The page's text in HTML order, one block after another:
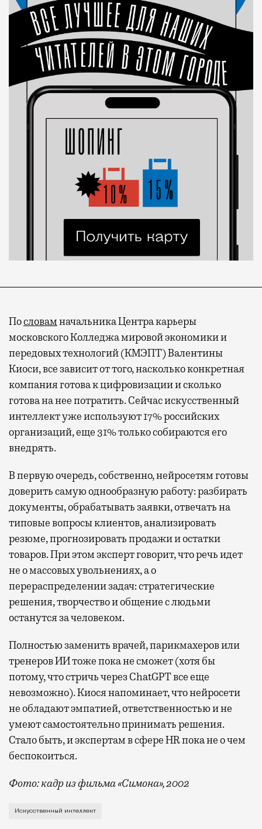
Пословамначальника Центра карьеры
московского Колледжа мировой экономики и
передовых технологий (КМЭПТ) Валентины
Киоси, все зависит от того, насколько конкретная
компания готова к цифровизации и сколько
готова на нее потратить. Сейчас искусственный
интеллект уже используют 17% российских
организаций, еще 31% только собираются его
внедрять.
В первую очередь, собственно, нейросетям готовы
доверить самую однообразную работу: разбирать
документы, обрабатывать заявки, отвечать на
типовые вопросы клиентов, анализировать
резюме, прогнозировать продажи и остатки
товаров. При этом эксперт говорит, что речь идет
не о массовых увольнениях, а о
перераспределении задач: стратегические
решения, творчество и общение с людьми
останутся за человеком.
Полностью заменить врачей, парикмахеров или
тренеров ИИ тоже пока не сможет (хотя бы
потому, что стричь через ChatGPT все еще
невозможно). Киося напоминает, что нейросети
не обладают эмпатией, ответственностью и не
умеют самостоятельно принимать решения.
Стало быть, и экспертам в сфере HR пока не о чем
беспокоиться.
Фото: кадр из фильма «Симона», 2002
Ни одна неделя уже не обходится без нового
Искусственный интеллект